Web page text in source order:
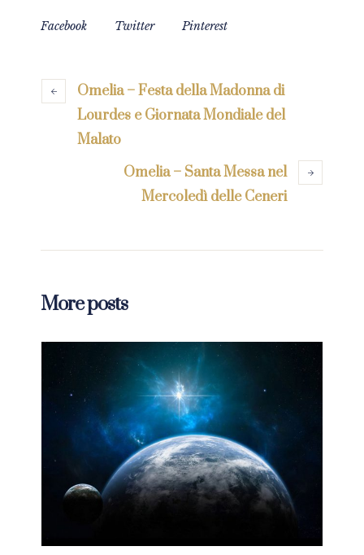
Facebook Twitter Pinterest
Omelia – Festa della Madonna di
Lourdes e Giornata Mondiale del
Malato
Omelia – Santa Messa nel
Mercoledì delle Ceneri
More posts